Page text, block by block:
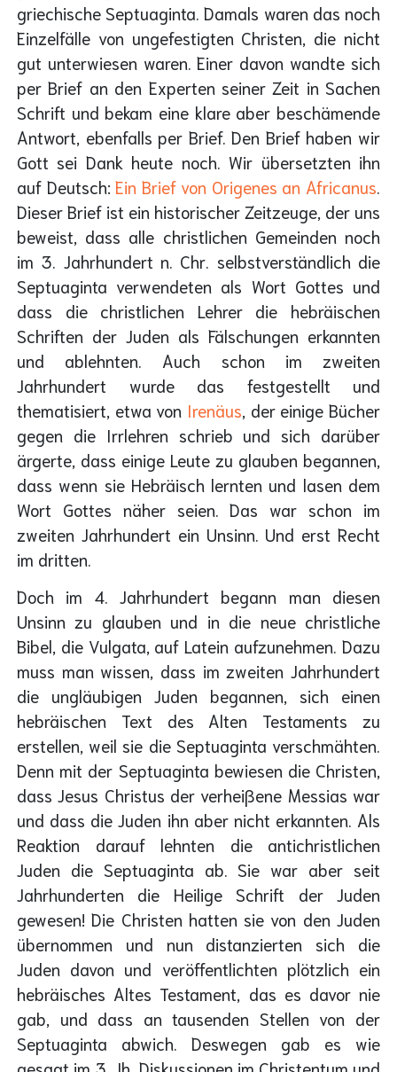
griechische Septuaginta. Damals waren das noch
Einzelfälle von ungefestigten Christen, die nicht
gut unterwiesen waren. Einer davon wandte sich
per Brief an den Experten seiner Zeit in Sachen
Schrift und bekam eine klare aber beschämende
Antwort, ebenfalls per Brief. Den Brief haben wir
Gott sei Dank heute noch. Wir übersetzten ihn
auf Deutsch:Ein Brief von Origenes an Africanus
Dieser Brief ist ein historischer Zeitzeuge, der uns
beweist, dass alle christlichen Gemeinden noch
im 3. Jahrhundert n. Chr. selbstverständlich die
Septuaginta verwendeten als Wort Gottes und
dass die christlichen Lehrer die hebräischen
Schriften der Juden als Fälschungen erkannten
und ablehnten. Auch schon im zweiten
Jahrhundert wurde das festgestellt und
thematisiert, etwa von Irenäus , der einige Bücher
gegen die Irrlehren schrieb und sich darüber
ärgerte, dass einige Leute zu glauben begannen,
dass wenn sie Hebräisch lernten und lasen dem
Wort Gottes näher seien. Das war schon im
zweiten Jahrhundert ein Unsinn. Und erst Recht
im dritten.
Doch im 4. Jahrhundert begann man diesen
Unsinn zu glauben und in die neue christliche
Bibel, die Vulgata, auf Latein aufzunehmen. Dazu
muss man wissen, dass im zweiten Jahrhundert
die ungläubigen Juden begannen, sich einen
hebräischen Text des Alten Testaments zu
erstellen, weil sie die Septuaginta verschmähten.
Denn mit der Septuaginta bewiesen die Christen,
dass Jesus Christus der verheißene Messias war
und dass die Juden ihn aber nicht erkannten. Als
Reaktion darauf lehnten die antichristlichen
Juden die Septuaginta ab. Sie war aber seit
Jahrhunderten die Heilige Schrift der Juden
gewesen! Die Christen hatten sie von den Juden
übernommen und nun distanzierten sich die
Juden davon und veröffentlichten plötzlich ein
hebräisches Altes Testament, das es davor nie
gab, und dass an tausenden Stellen von der
Septuaginta abwich. Deswegen gab es wie